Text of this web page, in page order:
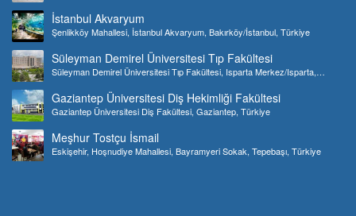
İstanbul Akvaryum
Şenlikköy Mahallesi, İstanbul Akvaryum, Bakırköy/İstanbul, Türkiye
Süleyman Demirel Üniversitesi Tıp Fakültesi
Süleyman Demirel Üniversitesi Tıp Fakültesi, Isparta Merkez/Isparta,
Gaziantep Üniversitesi Diş Hekimliği Fakültesi
Gaziantep Üniversitesi Diş Fakültesi, Gaziantep, Türkiye
Meşhur Tostçu İsmail
Eskişehir, Hoşnudiye Mahallesi, Bayramyeri Sokak, Tepebaşı, Türkiye